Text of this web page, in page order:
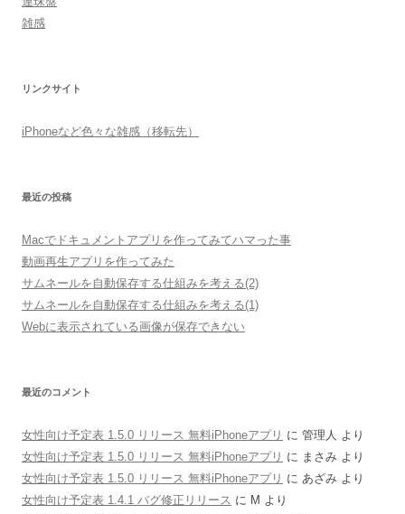
雑感
リンクサイト
iPhoneなど色々な雑感（移転先）
最近の投稿
Macでドキュメントアプリを作ってみてハマった事
動画再生アプリを作ってみた
サムネールを自動保存する仕組みを考える(2)
サムネールを自動保存する仕組みを考える(1)
Webに表示されている画像が保存できない
最近のコメント
女性向け予定表 1.5.0 リリース 無料iPhoneアプリ に 管理人 より
女性向け予定表 1.5.0 リリース 無料iPhoneアプリ に まさみ より
女性向け予定表 1.5.0 リリース 無料iPhoneアプリ に あざみ より
女性向け予定表 1.4.1 バグ修正リリース に M より